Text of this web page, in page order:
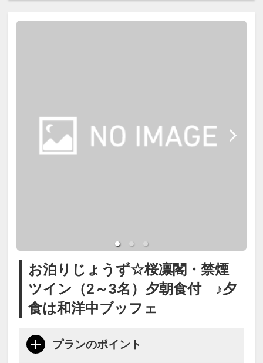
どもＢ料金は小学校低学年が対象で
す。
・館内施設クーポンブック付（1部
屋1冊・1滞在につき1回）
・記念日の方へ前後7日間：誕生
お泊りじょうず☆桜凛閣・禁煙
ツイン（2～3名）夕朝食付 ♪夕
食は和洋中ブッフェ
プランのポイント